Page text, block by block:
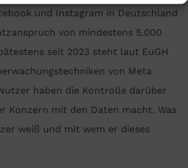
und Instagram in Deutschland
von mindestens 5.000
seit 2023 steht laut EuGH
von Meta
haben die Kontrolle darüber
Konzern mit den Daten macht. Was
weiß und mit wem er dieses